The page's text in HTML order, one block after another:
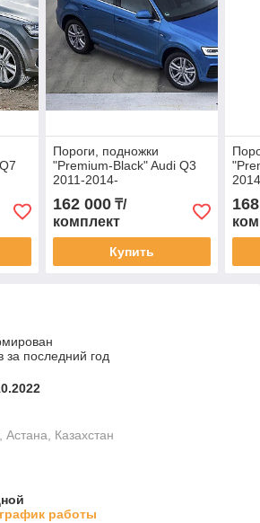
Пороги, подножки
"Premium-Black" Audi Q3
2011-2014-
162 000₸/
комплект
Купить
за последний год
Казахстан
работы